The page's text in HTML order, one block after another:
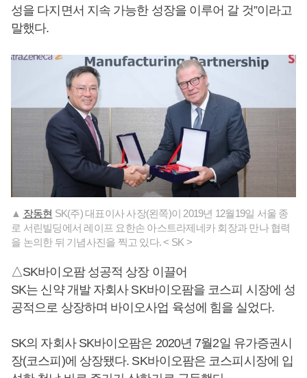
성을 다지면서 지속 가능한 성장을 이루어 갈 것”이라고
말했다.
▲ 장동현 SK(주) 대표이사 사장(왼쪽)이 2019년 12월19일 서울 종
로 서린빌딩에서 레이프 요한손 아스트라제네카 회장과 만나 협력
을 논의한 뒤 기념사진을 찍고 있다. < SK >
△SK바이오팜 성공적 상장 이끌어
SK는 신약 개발 자회사 SK바이오팜을 코스피 시장에 성
공적으로 상장하며 바이오사업 육성에 힘을 실었다.
SK의 자회사 SK바이오팜은 2020년 7월2일 유가증권시
장(코스피)에 상장됐다. SK바이오팜은 코스피시장에 입